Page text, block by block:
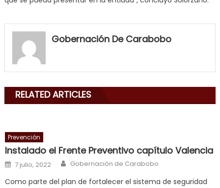
my
neighbor
mouth
will
smith
is
a
cuckold,
Gobernación De Carabobo
RELATED ARTICLES
Prevención
Instalado el Frente Preventivo capítulo Valencia
Posted on
7 julio, 2022 Author
Gobernación de Carabobo
Como parte del plan de fortalecer el sistema de seguridad